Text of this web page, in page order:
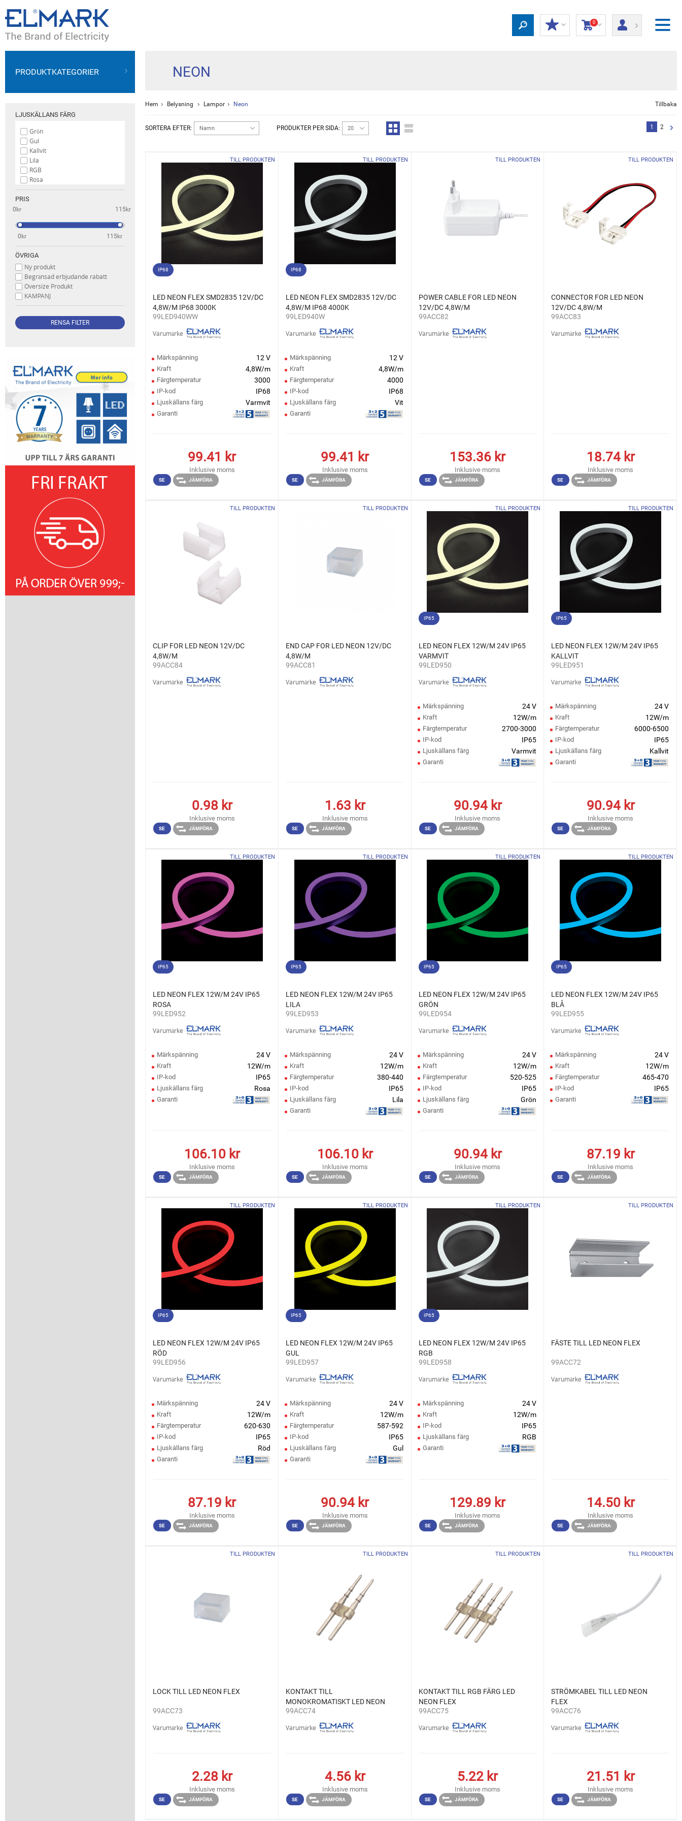
0
PRODUKTKATEGORIER
LJUSKÄLLANS FÄRG
Grön
Gul
Kallvit
Lila
RGB
Rosa
Röd
PRIS
0kr 115kr
0kr 115kr
ÖVRIGA
Ny produkt
Begränsad erbjudande rabatt
Oversize Produkt
KAMPANJ
NEON
Hem Belysning Lampor Neon Tillbaka
SORTERA EFTER: Namn PRODUKTER PER SIDA: 20 1 2
TILL PRODUKTEN
IP68
LED NEON FLEX SMD2835 12V/DC
4,8W/M IP68 3000K
99LED940WW
Varumärke
Märkspänning 12 V
Kraft 4,8W/m
Färgtemperatur 3000
IP-kod IP68
Ljuskällans färg Varmvit
Garanti
99.41 kr
Inklusive moms
SE JÄMFÖRA
TILL PRODUKTEN
IP68
LED NEON FLEX SMD2835 12V/DC
4,8W/M IP68 4000K
99LED940W
Varumärke
Märkspänning 12 V
Kraft 4,8W/m
Färgtemperatur 4000
IP-kod IP68
Ljuskällans färg Vit
Garanti
99.41 kr
Inklusive moms
SE JÄMFÖRA
TILL PRODUKTEN
POWER CABLE FOR LED NEON
12V/DC 4,8W/M
99ACC82
Varumärke
153.36 kr
Inklusive moms
SE JÄMFÖRA
TILL PRODUKTEN
CONNECTOR FOR LED NEON
12V/DC 4,8W/M
99ACC83
Varumärke
18.74kr
Inklusive moms
SE JÄMFÖRA
TILL PRODUKTEN
CLIP FOR LED NEON 12V/DC
4,8W/M
99ACC84
Varumärke
0.98kr
Inklusive moms
SE JÄMFÖRA
TILL PRODUKTEN
END CAP FOR LED NEON 12V/DC
4,8W/M
99ACC81
Varumärke
1.63 kr
Inklusive moms
SE JÄMFÖRA
TILL PRODUKTEN
IP65
LED NEON FLEX 12W/M 24V IP65
VARMVIT
99LED950
Varumärke
Märkspänning 24 V
Kraft 12W/m
Färgtemperatur 2700-3000
IP-kod IP65
Ljuskällans färg Varmvit
Garanti
90.94kr
Inklusive moms
SE JÄMFÖRA
TILL PRODUKTEN
IP65
LED NEON FLEX 12W/M 24V IP65
KALLVIT
99LED951
Varumärke
Märkspänning 24 V
Kraft 12W/m
Färgtemperatur 6000-6500
IP-kod IP65
Ljuskällans färg Kallvit
Garanti
90.94kr
Inklusive moms
SE JÄMFÖRA
TILL PRODUKTEN
IP65
LED NEON FLEX 12W/M 24V IP65
ROSA
99LED952
Varumärke
Märkspänning 24 V
Kraft 12W/m
IP-kod IP65
Ljuskällans färg Rosa
Garanti
106.10kr
Inklusive moms
SE JÄMFÖRA
TILL PRODUKTEN
IP65
LED NEON FLEX 12W/M 24V IP65
LILA
99LED953
Varumärke
Märkspänning 24 V
Kraft 12W/m
Färgtemperatur 380-440
IP-kod IP65
Ljuskällans färg Lila
Garanti
106.10kr
Inklusive moms
SE JÄMFÖRA
TILL PRODUKTEN
IP65
LED NEON FLEX 12W/M 24V IP65
GRÖN
99LED954
Varumärke
Märkspänning 24 V
Kraft 12W/m
Färgtemperatur 520-525
IP-kod IP65
Ljuskällans färg Grön
Garanti
90.94kr
Inklusive moms
SE JÄMFÖRA
TILL PRODUKTEN
IP65
LED NEON FLEX 12W/M 24V IP65
BLÅ
99LED955
Varumärke
Märkspänning 24 V
Kraft 12W/m
Färgtemperatur 465-470
IP-kod IP65
Garanti
87.19 kr
Inklusive moms
SE JÄMFÖRA
TILL PRODUKTEN
IP65
LED NEON FLEX 12W/M 24V IP65
RÖD
99LED956
Varumärke
Märkspänning 24 V
Kraft 12W/m
Färgtemperatur 620-630
IP-kod IP65
Ljuskällans färg Röd
Garanti
87.19 kr
Inklusive moms
SE JÄMFÖRA
TILL PRODUKTEN
IP65
LED NEON FLEX 12W/M 24V IP65
GUL
99LED957
Varumärke
Märkspänning 24 V
Kraft 12W/m
Färgtemperatur 587-592
IP-kod IP65
Ljuskällans färg Gul
Garanti
90.94 kr
Inklusive moms
SE JÄMFÖRA
TILL PRODUKTEN
IP65
LED NEON FLEX 12W/M 24V IP65
RGB
99LED958
Varumärke
Märkspänning 24 V
Kraft 12W/m
IP-kod IP65
Ljuskällans färg RGB
Garanti
129.89 kr
Inklusive moms
SE JÄMFÖRA
TILL PRODUKTEN
FÄSTE TILL LED NEON FLEX
99ACC72
Varumärke
14.50kr
Inklusive moms
SE JÄMFÖRA
TILL PRODUKTEN
LOCK TILL LED NEON FLEX
99ACC73
Varumärke
2.28kr
Inklusive moms
SE JÄMFÖRA
TILL PRODUKTEN
KONTAKT TILL
MONOKROMATISKT LED NEON
FLEX
99ACC74
Varumärke
4.56kr
Inklusive moms
SE JÄMFÖRA
TILL PRODUKTEN
KONTAKT TILL RGB FÄRG LED
NEON FLEX
99ACC75
Varumärke
5.22 kr
Inklusive moms
SE JÄMFÖRA
TILL PRODUKTEN
STRÖMKABEL TILL LED NEON
FLEX
99ACC76
Varumärke
21.51 kr
Inklusive moms
SE JÄMFÖRA